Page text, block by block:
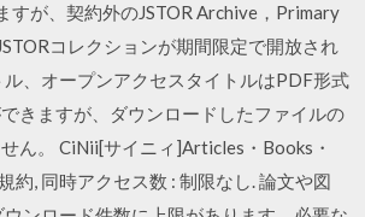
すが、契約外のJSTOR Archive，Primary
コレクションが期間限定で開放され
ル、オープンアクセスタイトルはPDF形式
きますが、ダウンロードしたファイルの
ん。 CiNii[サイニィ]Articles・Books・
約, 同時アクセス数 : 制限なし. 論文や図